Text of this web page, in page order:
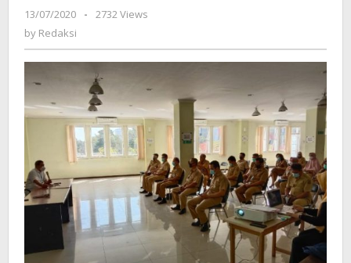
Masif
Operasi
Masker
13/07/2020
by
-
2732 Views
by Redaksi